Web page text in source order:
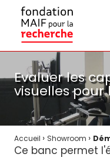
Evaluer les
visuelles
Accueil › Showroom ›
Ce banc permet